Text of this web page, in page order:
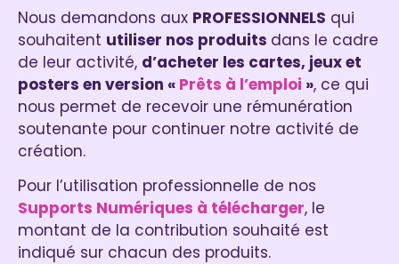
Nous demandons aux PROFESSIONNELS qui
souhaitent utiliser nos produits dans le cadre
de leur activité, d’acheter les cartes, jeux et
posters en version « Prêts à l’emploi », ce qui
nous permet de recevoir une rémunération
soutenante pour continuer notre activité de
création.
Pour l’utilisation professionnelle de nos
Supports Numériques à télécharger, le
montant de la contribution souhaité est
indiqué sur chacun des produits.